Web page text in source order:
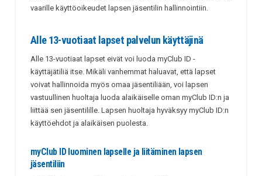
vaarille käyttöoikeudet lapsen jäsentilin hallinnointiin.
Alle 13-vuotiaat lapset palvelun käyttäjinä
Alle 13-vuotiaat lapset eivät voi luoda myClub ID -
käyttäjätiliä itse. Mikäli vanhemmat haluavat, että lapset
voivat hallinnoida myös omaa jäsentiliään, voi lapsen
vastuullinen huoltaja luoda alaikäiselle oman myClub ID:n ja
liittää sen jäsentilille. Lapsen huoltaja hyväksyy myClub ID:n
käyttöehdot ja alaikäisen puolesta.
myClub ID luominen lapselle ja liitäminen lapsen
jäsentiliin